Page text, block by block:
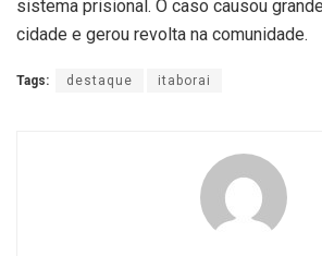
sistema prisional. O caso causou
cidade e gerou revolta na comunidade.
Tags: destaque itaborai